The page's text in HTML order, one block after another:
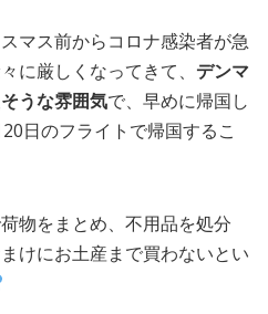
マス前からコロナ感染者が急
に厳しくなってきて、 デンマ
うな雰囲気で、早めに帰国し
日のフライトで帰国するこ
物をまとめ、不用品を処分
けにお土産まで買わないとい